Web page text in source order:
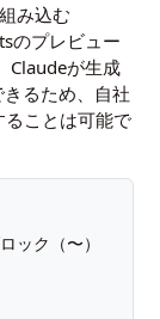
み込む
のプレビュー
Claudeが生成
るため、自社
ことは可能で
ク（〜）